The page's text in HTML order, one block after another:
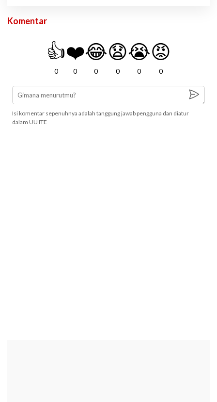
Komentar
👍
0
❤️
0
😂
0
😧
0
😭
0
😡
0
Isi komentar sepenuhnya adalah tanggung jawab pengguna dan diatur
dalam UU ITE